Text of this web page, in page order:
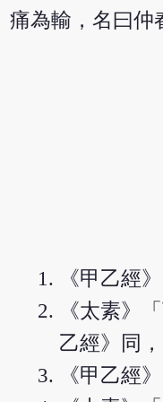
痛為輸，名曰仲
《甲乙經
《太素》
乙經》同
《甲乙經